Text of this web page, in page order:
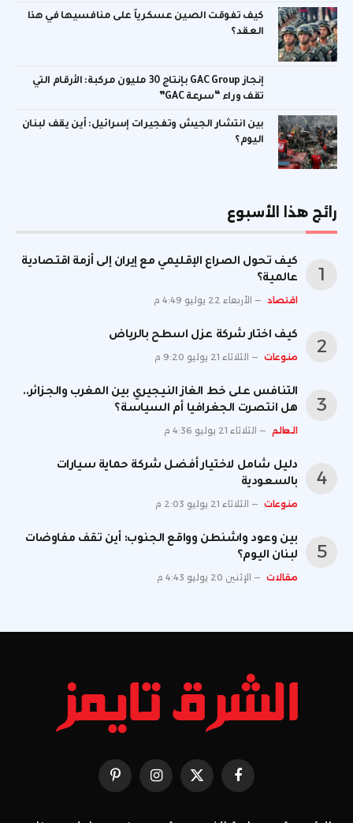
كيف تفوقت الصين عسكرياً على منافسيها في هذا
العقد؟
إنجاز GAC Group بإنتاج 30 مليون مركبة: الأرقام التي
تقف وراء “سرعة GAC”
بين انتشار الجيش وتفجيرات إسرائيل: أين يقف لبنان
اليوم؟
رائج هذا الأسبوع
كيف تحول الصراع الإقليمي مع إيران إلى أزمة اقتصادية
عالمية؟
اقتصاد الأربعاء 22 يوليو 4:49 م
كيف اختار شركة عزل اسطح بالرياض
منوعات الثلاثاء 21 يوليو 9:20 م
التنافس على خط الغاز النيجيري بين المغرب والجزائر..
هل انتصرت الجغرافيا أم السياسة؟
العالم الثلاثاء 21 يوليو 4:36 م
دليل شامل لاختيار أفضل شركة حماية سيارات
بالسعودية
منوعات الثلاثاء 21 يوليو 2:03 م
بين وعود واشنطن وواقع الجنوب: أين تقف مفاوضات
لبنان اليوم؟
مقالات الإثنين 20 يوليو 4:43 م
فيسبوك X
(Twitter)
الانستغرامبينتيريست